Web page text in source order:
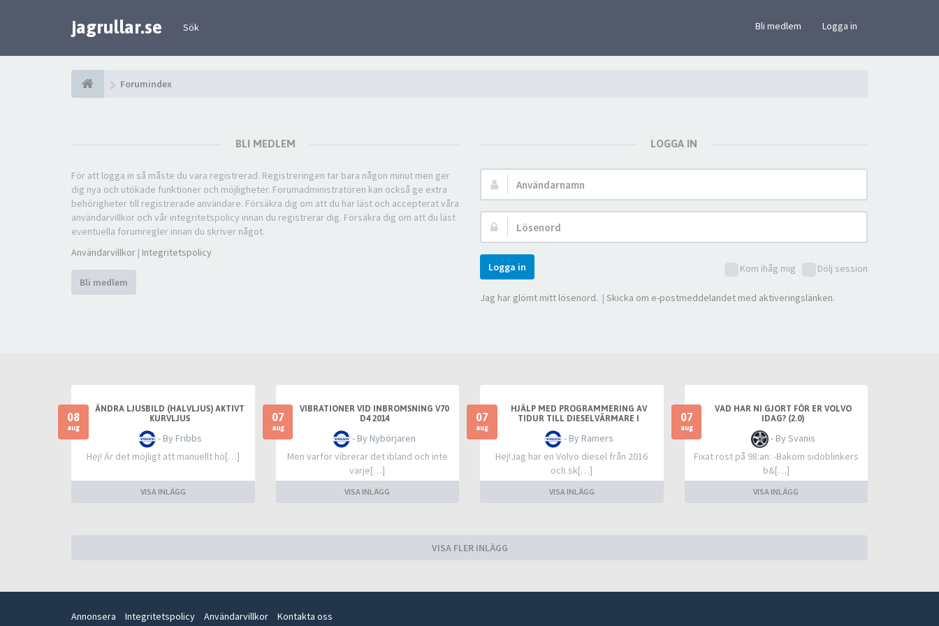
jagrullar.se Sök Bli medlem Logga in
Forumindex
BLI MEDLEM
För att logga in så måste du vara registrerad. Registreringen tar bara någon minut men ger
dig nya och utökade funktioner och möjligheter. Forumadministratören kan också ge extra
behörigheter till registrerade användare. Försäkra dig om att du har läst och accepterat våra
användarvillkor och vår integritetspolicy innan du registrerar dig. Försäkra dig om att du läst
eventuella forumregler innan du skriver något.
Användarvillkor | Integritetspolicy
Bli medlem
LOGGA IN
Användarnamn:
Lösenord:
Kom ihåg mig Dölj session
Logga in
Jag har glömt mitt lösenord. | Skicka om e-postmeddelandet med aktiveringslänken.
08
aug
ÄNDRA LJUSBILD (HALVLJUS) AKTIVT
KURVLJUS
- By Fribbs
Hej! Är det möjligt att manuellt hö[…]
VISA INLÄGG
07
aug
VIBRATIONER VID INBROMSNING V70
D4 2014
- By Nybörjaren
Men varför vibrerar det ibland och inte
varje[…]
VISA INLÄGG
07
aug
HJÄLP MED PROGRAMMERING AV
TIDUR TILL DIESELVÄRMARE I
- By Ramers
Hej!Jag har en Volvo diesel från 2016
och sk[…]
VISA INLÄGG
07
aug
VAD HAR NI GJORT FÖR ER VOLVO
IDAG? (2.0)
- By Svanis
Fixat rost på 98:an: -Bakom sidoblinkers
b&[…]
VISA INLÄGG
VISA FLER INLÄGG
Annonsera Integritetspolicy Användarvillkor Kontakta oss